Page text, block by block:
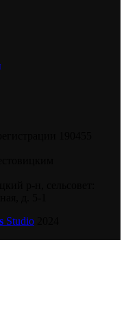
190455
р-н, сельсовет:
д. 5-1
Studio